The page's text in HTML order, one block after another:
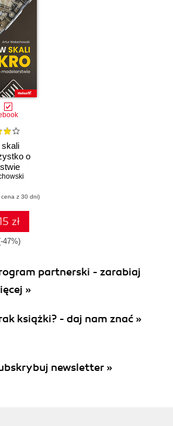
skali
o
cena z 30 dni)
zł
47%)
partnerski - zarabiaj
»
książki? - daj nam znać »
newsletter »